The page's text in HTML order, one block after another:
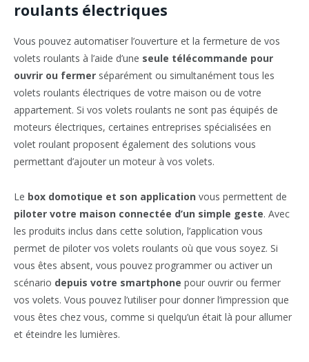
roulants électriques
Vous pouvez automatiser l’ouverture et la fermeture de vos
volets roulants à l’aide d’une seule télécommande pour
ouvrir ou fermer séparément ou simultanément tous les
volets roulants électriques de votre maison ou de votre
appartement. Si vos volets roulants ne sont pas équipés de
moteurs électriques, certaines entreprises spécialisées en
volet roulant proposent également des solutions vous
permettant d’ajouter un moteur à vos volets.
Le box domotique et son application vous permettent de
piloter votre maison connectée d’un simple geste. Avec
les produits inclus dans cette solution, l’application vous
permet de piloter vos volets roulants où que vous soyez. Si
vous êtes absent, vous pouvez programmer ou activer un
scénario depuis votre smartphone pour ouvrir ou fermer
vos volets. Vous pouvez l’utiliser pour donner l’impression que
vous êtes chez vous, comme si quelqu’un était là pour allumer
et éteindre les lumières.